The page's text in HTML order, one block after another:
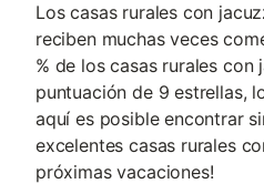
Los casas rurales con
reciben muchas veces
% de los casas rurales con
puntuación de 9 estrellas,
aquí es posible encontrar
excelentes casas rurales
próximas vacaciones!